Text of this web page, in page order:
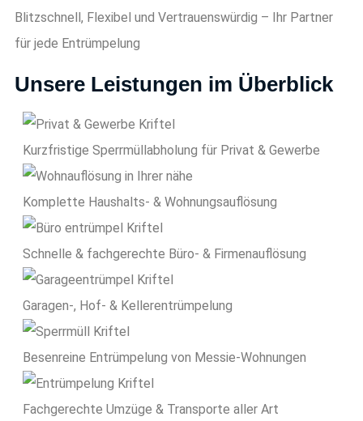
Blitzschnell, Flexibel und Vertrauenswürdig – Ihr Partner
für jede Entrümpelung
Unsere Leistungen im Überblick
Kurzfristige Sperrmüll­abholung für Privat & Gewerbe
Komplette Haushalts- & Wohnungsauflösung
Schnelle & fachgerechte Büro- & Firmenauflösung
Garagen-, Hof- & Kellerentrümpelung
Besenreine Entrümpelung von Messie-Wohnungen
Fachgerechte Umzüge & Transporte aller Art